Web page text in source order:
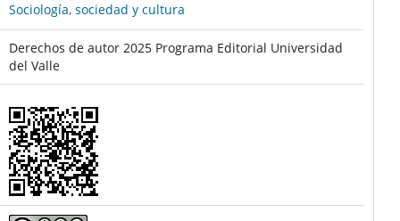
Sociología, sociedad y cultura
Derechos de autor 2025 Programa Editorial Universidad
del Valle